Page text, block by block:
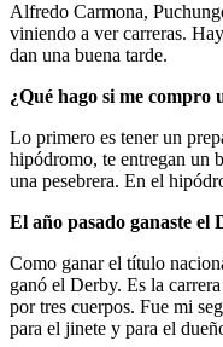
Alfredo Carmona,
viniendo a ver carreras.
dan una buena tarde.
¿Qué hago si me compro
Lo primero es tener un
hipódromo, te entregan un
una pesebrera. En el
El año pasado ganaste el
Como ganar el título
ganó el Derby. Es la
por tres cuerpos. Fue mi
para el jinete y para el